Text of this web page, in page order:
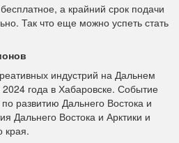
а крайний срок подачи
Так что еще можно успеть стать
индустрий на Дальнем
2024 года в Хабаровске. Событие
развитию Дальнего Востока и
Дальнего Востока и Арктики и
края.